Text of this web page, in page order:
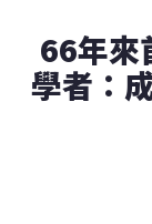
66年來
學者：